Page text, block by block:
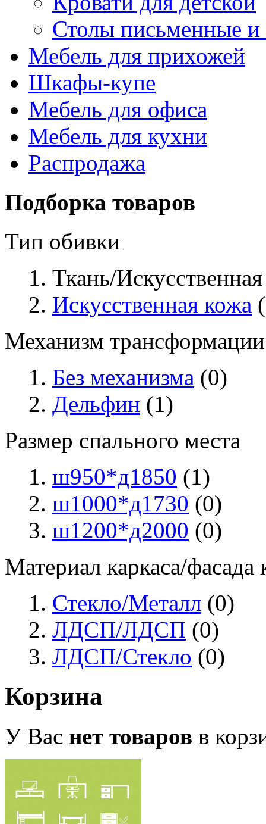
Столы письменные
Мебель для прихожей
Шкафы-купе
Мебель для офиса
Мебель для кухни
Распродажа
Подборка товаров
Тип обивки
Ткань/
Искусственная кожа
Механизм трансформации
Без механизма (0)
Дельфин (1)
Размер спального места
ш950*д1850 (1)
ш1000*д1730 (0)
ш1200*д2000 (0)
Материал каркаса/
Стекло/Металл (0)
ЛДСП/ЛДСП (0)
ЛДСП/Стекло (0)
Корзина
У Вас нет товаров в